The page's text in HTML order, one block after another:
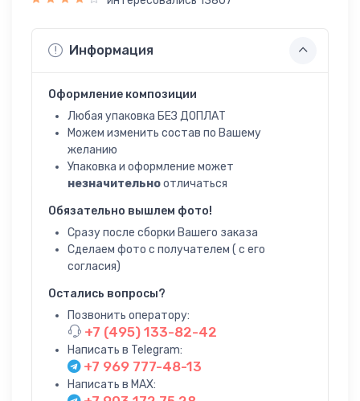
Информация
Оформление композиции
Любая упаковка БЕЗ ДОПЛАТ
Можем изменить состав по Вашему
желанию
Упаковка и оформление может
незначительноотличаться
Обязательно вышлем фото!
Сразу после сборки Вашего заказа
Сделаем фото с получателем ( с его
согласия)
Остались вопросы?
Позвонить оператору:
+7 (495) 133-82-42
Написать в Telegram:
+7 969 777-48-13
Написать в MAX: